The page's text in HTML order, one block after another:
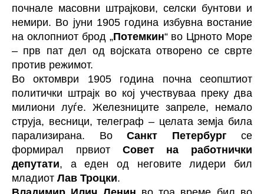
почнале масовни штрајкови, селски бунтови и
немири. Во јуни 1905 година избувна востание
на оклопниот брод „Потемкин“ во Црното Море
– прв пат дел од војската отворено се сврте
против режимот.
Во октомври 1905 година почна сеопштиот
политички штрајк во кој учествуваа преку два
милиони луѓе. Железниците запреле, немало
струја, весници, телеграф – целата земја била
парализирана. Во
Санкт Петербург
се
формирал првиот
Совет на работнички
депутати, а еден од неговите лидери бил
младиот Лав Троцки.